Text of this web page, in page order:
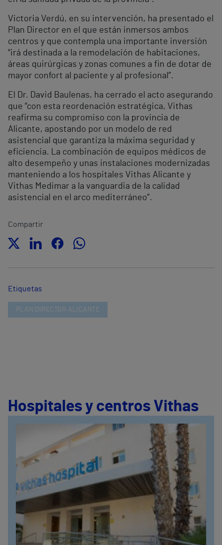
Victoria Verdú, en su intervención, ha presentado el
Plan Director en el que están inmersos ambos
centros y que contempla una importante inversión
“irá destinada a la remodelación de habitaciones,
áreas quirúrgicas y zonas comunes a fin de dotar de
mayor confort al paciente y al profesional”.
El Dr. David Baulenas, ha cerrado el acto asegurando
que “con esta reordenación estratégica, Vithas
reafirma su compromiso con la provincia de
Alicante, apostando por un modelo de red
asistencial que garantiza la máxima seguridad y
eficiencia. La combinación de equipos médicos de
alto desempeño y unas instalaciones modernizadas
manteniendo a los hospitales Vithas Alicante y
Vithas Medimar a la vanguardia de la calidad
asistencial en el arco mediterráneo”.
Compartir
Etiquetas
PLAN DIRECTOR ALICANTE
Hospitales y centros Vithas